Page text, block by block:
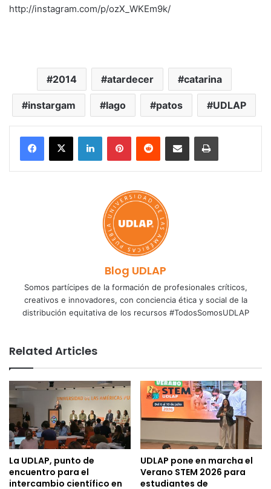
http://instagram.com/p/ozX_WKEm9k/
2014 atardecer catarina
instargam lago patos UDLAP
LinkedInPinterestReddit Share via Email Print
Blog UDLAP
Somos partícipes de la formación de profesionales críticos,
creativos e innovadores, con conciencia ética y social de la
distribución equitativa de los recursos #TodosSomosUDLAP
Related Articles
La UDLAP, punto de
encuentro para el
intercambio científico en
UDLAP pone en marcha el
Verano STEM 2026 para
estudiantes de